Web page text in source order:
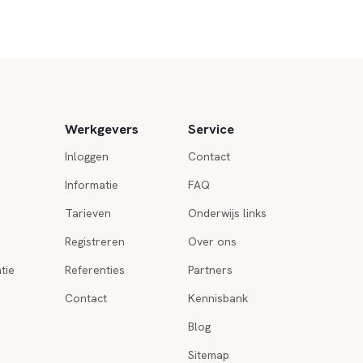
Werkgevers
Inloggen
Informatie
Tarieven
Registreren
Referenties
Contact
Service
Contact
FAQ
Onderwijs links
Over ons
Partners
Kennisbank
Blog
Sitemap